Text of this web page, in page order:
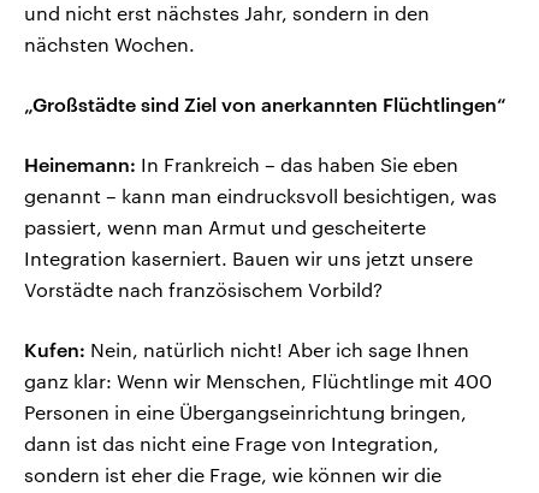
und nicht erst nächstes Jahr, sondern in den
nächsten Wochen.
„Großstädte sind Ziel von anerkannten Flüchtlingen“
Heinemann: In Frankreich – das haben Sie eben
genannt – kann man eindrucksvoll besichtigen, was
passiert, wenn man Armut und gescheiterte
Integration kaserniert. Bauen wir uns jetzt unsere
Vorstädte nach französischem Vorbild?
Kufen: Nein, natürlich nicht! Aber ich sage Ihnen
ganz klar: Wenn wir Menschen, Flüchtlinge mit 400
Personen in eine Übergangseinrichtung bringen,
dann ist das nicht eine Frage von Integration,
sondern ist eher die Frage, wie können wir die